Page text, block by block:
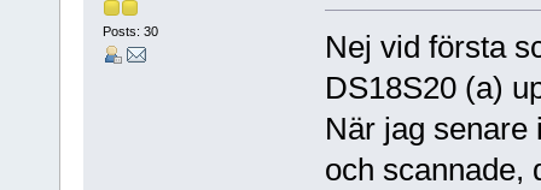
Posts: 30
Nej vid första
DS18S20 (a)
När jag senare
och scannade,